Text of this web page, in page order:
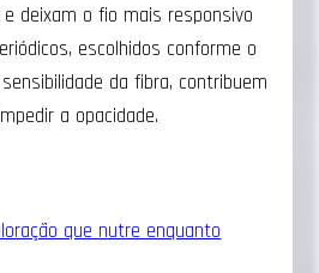
deixam o fio mais responsivo
escolhidos conforme o
da fibra, contribuem
a opacidade.
que nutre enquanto